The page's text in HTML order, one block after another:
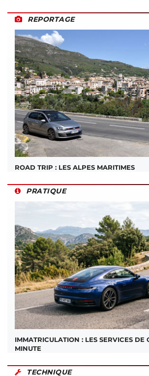
REPORTAGE
ROAD TRIP : LES ALPES MARITIMES
PRATIQUE
IMMATRICULATION : LES SERVICES DE
MINUTE
TECHNIQUE